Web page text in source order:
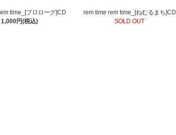
time_[プロローグ]CD
1,000円(税込)
rem time rem time_[ねむるまち]CD
SOLD OUT